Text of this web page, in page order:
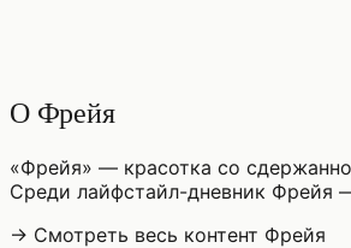
О Фрейя
«Фрейя» — красотка со
Среди лайфстайл-дневник Фрейя
→ Смотреть весь контент Фрейя